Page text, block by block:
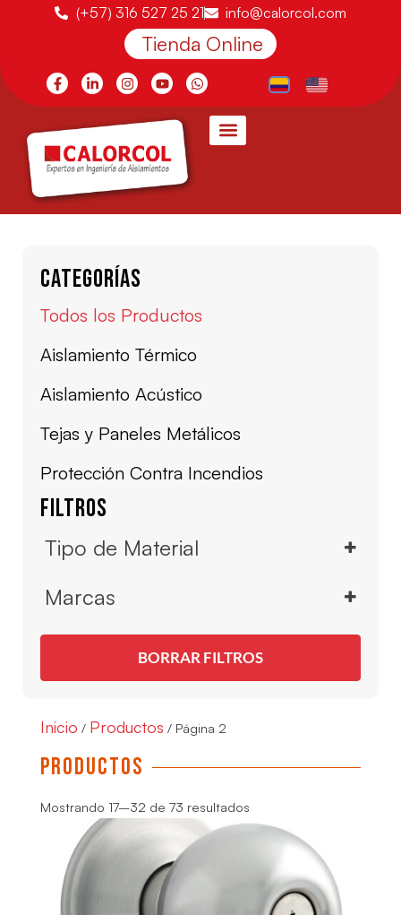
(+57) 316 527 25 21 info@calorcol.com
Tienda Online
Categorías
Todos los Productos
Aislamiento Térmico
Aislamiento Acústico
Tejas y Paneles Metálicos
Protección Contra Incendios
Filtros
Tipo de Material
Perlita Expandida
Marcas
Calorcol
Segurex
Yale
BORRAR FILTROS
Inicio / Productos / Página 2
Productos
Mostrando 17–32 de 73 resultados